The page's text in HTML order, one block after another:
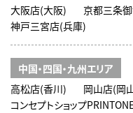
大阪店(大阪)
京都三条
神戸三宮店(兵庫)
中国・四国・九州エリア
高松店(香川)
岡山店(岡
コンセプトショップ